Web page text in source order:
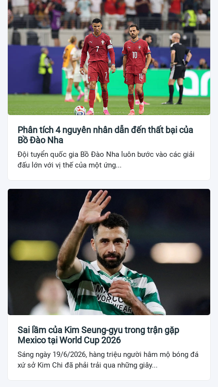
Phân tích 4 nguyên nhân dẫn đến thất bại của
Bồ Đào Nha
Đội tuyển quốc gia Bồ Đào Nha luôn bước vào các giải
đấu lớn với vị thế của một ứng...
Sai lầm của Kim Seung-gyu trong trận gặp
Mexico tại World Cup 2026
Sáng ngày 19/6/2026, hàng triệu người hâm mộ bóng đá
xứ sở Kim Chi đã phải trải qua những giây...